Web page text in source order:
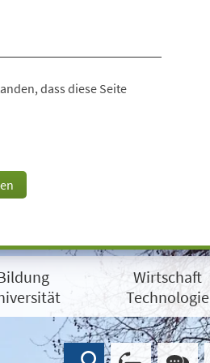
dass diese Seite
Wirtschaft
Technologie